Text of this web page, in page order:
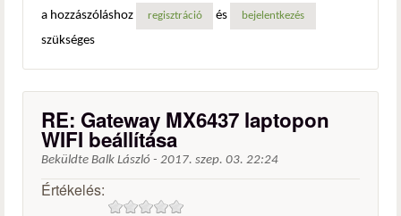
a hozzászóláshoz
regisztráció és bejelentkezés
szükséges
RE: Gateway MX6437 laptopon
WIFI beállítása
Beküldte Balk László - 2017. szep. 03. 22:24
Értékelés: